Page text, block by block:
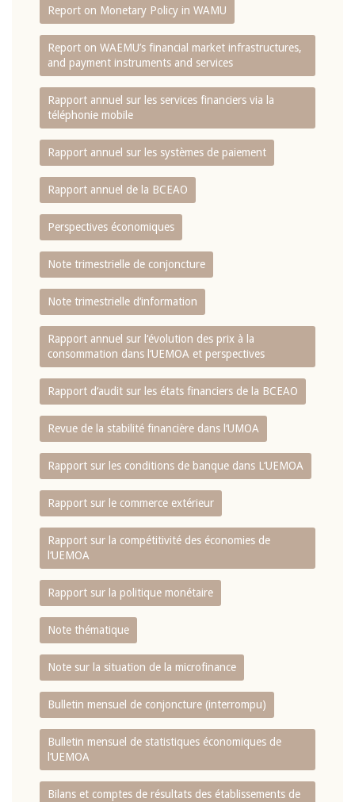
Report on Monetary Policy in WAMU
Report on WAEMU’s financial market infrastructures,
and payment instruments and services
Rapport annuel sur les services financiers via la
téléphonie mobile
Rapport annuel sur les systèmes de paiement
Rapport annuel de la BCEAO
Perspectives économiques
Note trimestrielle de conjoncture
Note trimestrielle d‘information
Rapport annuel sur l‘évolution des prix à la
consommation dans l‘UEMOA et perspectives
Rapport d‘audit sur les états financiers de la BCEAO
Revue de la stabilité financière dans l‘UMOA
Rapport sur les conditions de banque dans L‘UEMOA
Rapport sur le commerce extérieur
Rapport sur la compétitivité des économies de
l‘UEMOA
Rapport sur la politique monétaire
Note thématique
Note sur la situation de la microfinance
Bulletin mensuel de conjoncture (interrompu)
Bulletin mensuel de statistiques économiques de
l‘UEMOA
Bilans et comptes de résultats des établissements de